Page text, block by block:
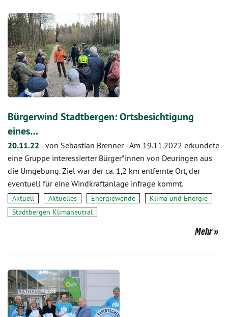
Bürgerwind Stadtbergen: Ortsbesichtigung
eines…
20.11.22 - von Sebastian Brenner-Am 19.11.2022 erkundete
eine Gruppe interessierter Bürger*innen von Deuringen aus
die Umgebung. Ziel war der ca. 1,2 km entfernte Ort, der
eventuell für eine Windkraftanlage infrage kommt.
Aktuell Aktuelles Energiewende
Klima und Energie
Stadtbergen Klimaneutral
Mehr